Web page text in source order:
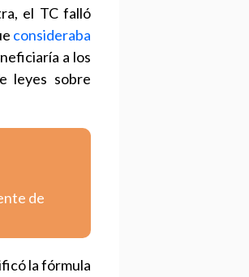
el TC falló
consideraba
a los
leyes sobre
de
la fórmula